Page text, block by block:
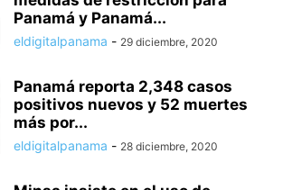
Panamá y Panamá...
eldigitalpanama - 29 diciembre, 2020
Panamá reporta 2,348 casos
positivos nuevos y 52 muertes
más por...
eldigitalpanama - 28 diciembre, 2020